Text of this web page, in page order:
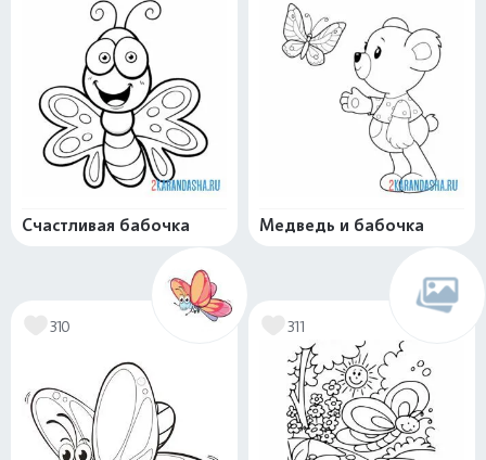
Счастливая бабочка Медведь и бабочка
310 311